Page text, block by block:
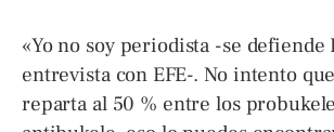
«Yo no soy periodista -se defiende
entrevista con EFE-. No intento
reparta al 50 % entre los